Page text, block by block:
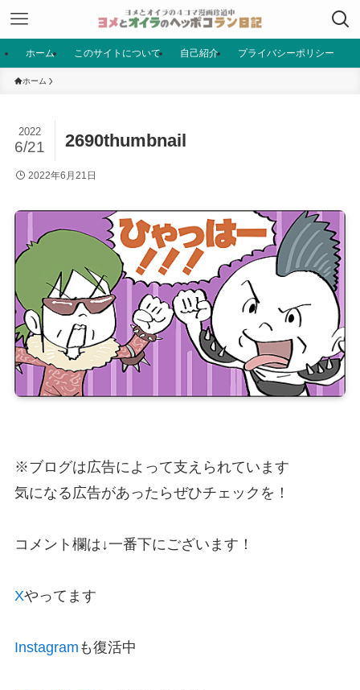
ホーム このサイトについて 自己紹介 プライバシーポリシー
ホーム
2690thumbnail
2022
6/21
2022年6月21日
※ブログは広告によって支えられています
気になる広告があったらぜひチェックを！
コメント欄は↓一番下にございます！
Xやってます
Instagram も復活中